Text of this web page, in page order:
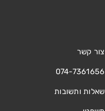
צור קשר
074-7361656
שאלות ותשובות